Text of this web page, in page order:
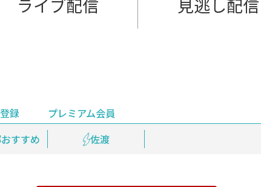
ライブ配信 見逃し配信
すすめ 佐渡
鉄道情報
録
プレミアム会員
登録